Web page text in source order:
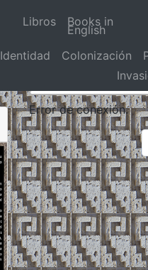
Libros Books in
English
Identidad Colonización
Error de conexión.